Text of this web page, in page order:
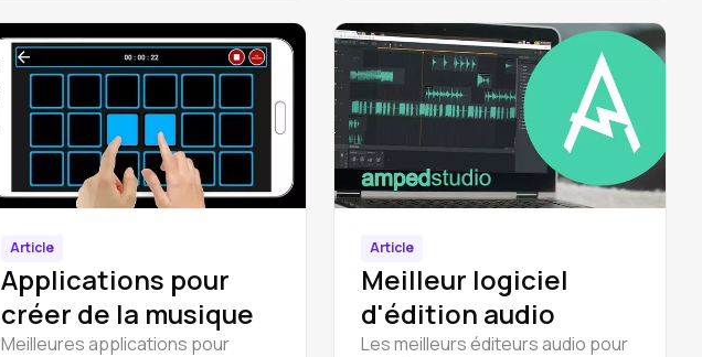
section et les groupes,
mixage, mastering.
Article
Applications pour
créer de la musique
Meilleures applications pour
Article
Meilleur logiciel
d'édition audio
Les meilleurs éditeurs audio pour